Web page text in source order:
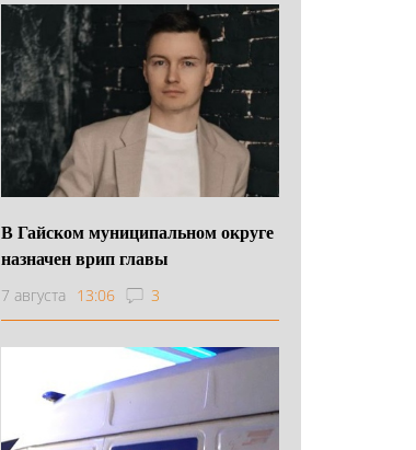
В Гайском муниципальном округе
назначен врип главы
7 августа 13:06 3